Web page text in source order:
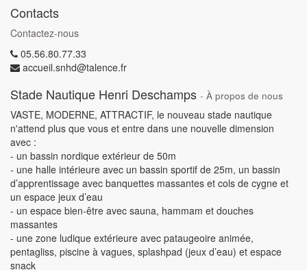
Contacts
Contactez-nous
05.56.80.77.33
accueil.snhd@talence.fr
Stade Nautique Henri Deschamps - À propos de nous
VASTE, MODERNE, ATTRACTIF, le nouveau stade nautique
n'attend plus que vous et entre dans une nouvelle dimension
avec :
- un bassin nordique extérieur de 50m
- une halle intérieure avec un bassin sportif de 25m, un bassin
d’apprentissage avec banquettes massantes et cols de cygne et
un espace jeux d’eau
- un espace bien-être avec sauna, hammam et douches
massantes
- une zone ludique extérieure avec pataugeoire animée,
pentagliss, piscine à vagues, splashpad (jeux d’eau) et espace
snack